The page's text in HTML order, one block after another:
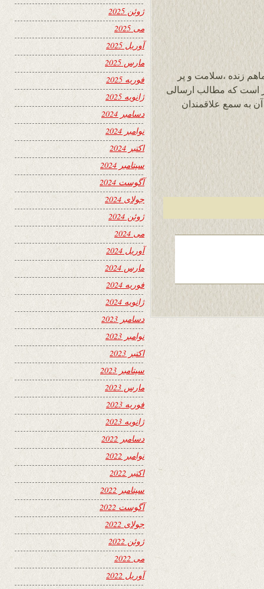
زنده ،سلامت و پر
است که مطالب ارسالی
به سمع علاقمندان
ژوئن 2025
می 2025
آوریل 2025
مارس 2025
فوریه 2025
ژانویه 2025
دسامبر 2024
نوامبر 2024
اکتبر 2024
سپتامبر 2024
آگوست 2024
جولای 2024
ژوئن 2024
می 2024
آوریل 2024
مارس 2024
فوریه 2024
ژانویه 2024
دسامبر 2023
نوامبر 2023
اکتبر 2023
سپتامبر 2023
مارس 2023
فوریه 2023
ژانویه 2023
دسامبر 2022
نوامبر 2022
اکتبر 2022
سپتامبر 2022
آگوست 2022
جولای 2022
ژوئن 2022
می 2022
آوریل 2022